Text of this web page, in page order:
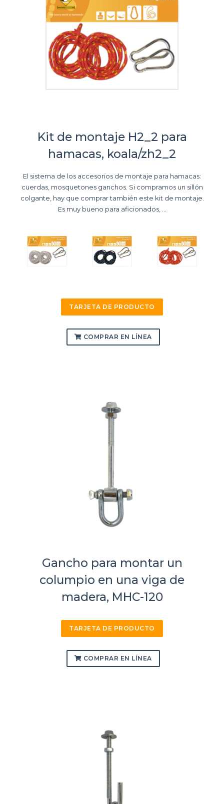
Kit de montaje H2_2 para
hamacas, koala/zh2_2
El sistema de los accesorios de montaje para hamacas:
cuerdas, mosquetones ganchos. Si compramos un sillón
colgante, hay que comprar también este kit de montaje.
Es muy bueno para aficionados, ...
TARJETA DE PRODUCTO
COMPRAR EN LÍNEA
Gancho para montar un
columpio en una viga de
madera, MHC-120
TARJETA DE PRODUCTO
COMPRAR EN LÍNEA